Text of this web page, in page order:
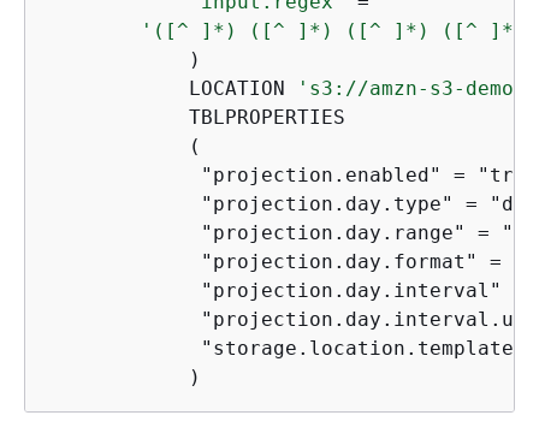
'([^ ]*) ([^ ]*) ([^ ]*) ([^
            )
            LOCATION
's3://amzn-s3-demo-
            TBLPROPERTIES
            (
             "projection.enabled"
=
             "projection.day.type"
=
             "projection.day.range"
=
             "projection.day.format"
=
             "projection.day.interval"
             "storage.location.template"
            )